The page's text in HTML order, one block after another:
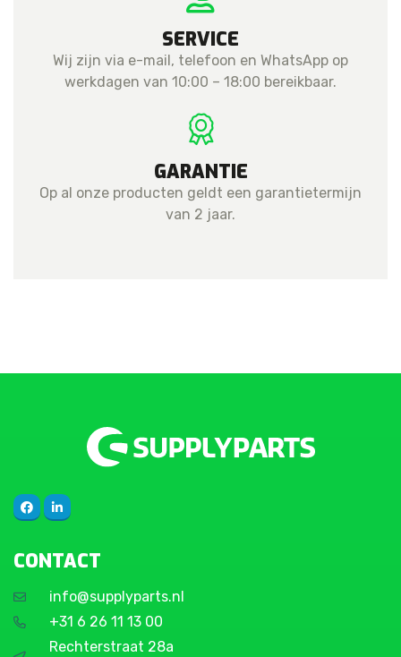
SERVICE
Wij zijn via e-mail, telefoon en WhatsApp op
werkdagen van 10:00 – 18:00 bereikbaar.
GARANTIE
Op al onze producten geldt een garantietermijn
van 2 jaar.
CONTACT
info@supplyparts.nl
+31 6 26 11 13 00
Rechterstraat 28a